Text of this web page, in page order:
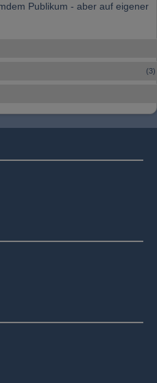
Publikum - aber auf eigener
(3)